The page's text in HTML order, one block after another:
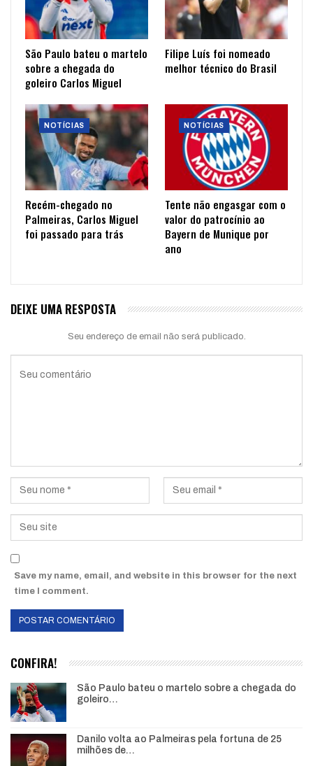
São Paulo bateu o martelo
sobre a chegada do
goleiro Carlos Miguel
Filipe Luís foi nomeado
melhor técnico do Brasil
NOTÍCIAS
Recém-chegado no
Palmeiras, Carlos Miguel
foi passado para trás
NOTÍCIAS
Tente não engasgar com o
valor do patrocínio ao
Bayern de Munique por
ano
DEIXE UMA RESPOSTA
Seu endereço de email não será publicado.
Save my name, email, and website in this browser for the next
time I comment.
CONFIRA!
São Paulo bateu o martelo sobre a chegada do
goleiro…
Danilo volta ao Palmeiras pela fortuna de 25
milhões de…